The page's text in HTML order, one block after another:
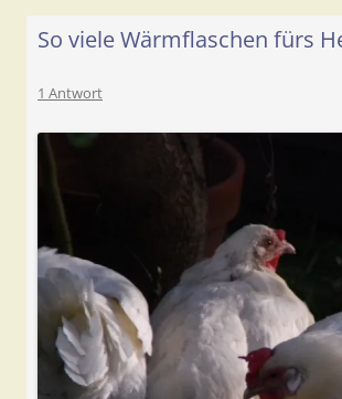
So viele Wärmflaschen fürs
1 Antwort